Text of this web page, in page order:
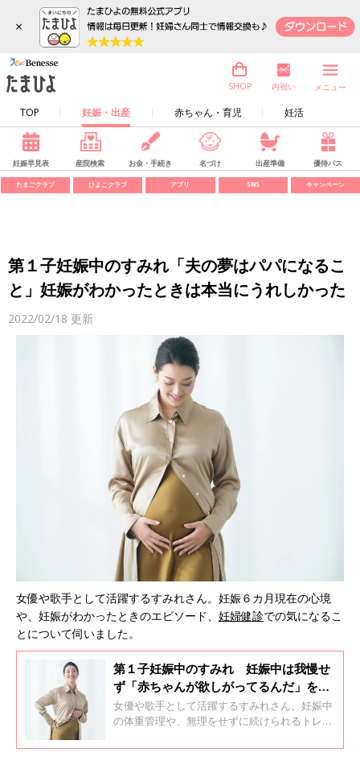
×
TOP 妊娠・出産 赤ちゃん・育児 妊活
SHOP 内祝い メニュー
妊娠早見表 産院検索 お金・手続き 名づけ 出産準備 優待パス
たまごクラブ ひよこクラブ アプリ SNS キャンペーン
第１子妊娠中のすみれ「夫の夢はパパになるこ
と」妊娠がわかったときは本当にうれしかった
2022/02/18 更新
女優や歌手として活躍するすみれさん。妊娠６カ月現在の心境
や、妊娠がわかったときのエピソード、 妊婦健診での気になるこ
とについて伺いました。
第１子妊娠中のすみれ 妊娠中は我慢せ
ず「赤ちゃんが欲しがってるんだ」をモ
ットーに！
女優や歌手として活躍するすみれさん。妊娠中
の体重管理や、無理をせずに続けられるトレー